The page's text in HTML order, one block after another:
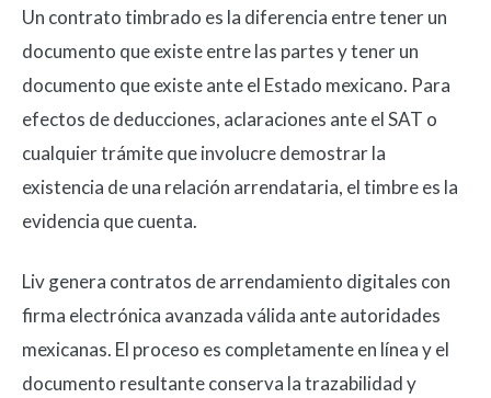
Un contrato timbrado es la diferencia entre tener un
documento que existe entre las partes y tener un
documento que existe ante el Estado mexicano. Para
efectos de deducciones, aclaraciones ante el SAT o
cualquier trámite que involucre demostrar la
existencia de una relación arrendataria, el timbre es la
evidencia que cuenta.
Liv genera contratos de arrendamiento digitales con
firma electrónica avanzada válida ante autoridades
mexicanas. El proceso es completamente en línea y el
documento resultante conserva la trazabilidad y